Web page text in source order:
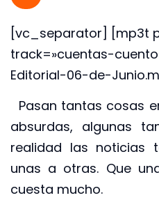
[vc_separator] [mp3t
track=»cuentas-
Editorial-06-de-
Pasan tantas cosas
absurdas, algunas
realidad las noticias
unas a otras. Que
cuesta mucho.